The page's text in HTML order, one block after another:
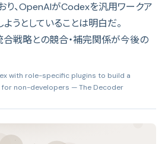
り、OpenAIがCodexを汎用ワークア
うとしていることは明白だ。
戦略との競合・補完関係が今後の
with role-specific plugins to build a
non-developers — The Decoder